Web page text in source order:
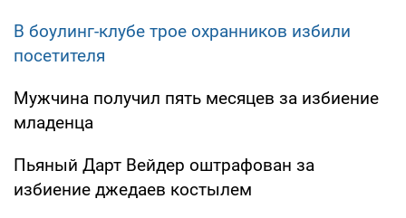
В боулинг-клубе трое охранников избили
посетителя
Мужчина получил пять месяцев за избиение
младенца
Пьяный Дарт Вейдер оштрафован за
избиение джедаев костылем